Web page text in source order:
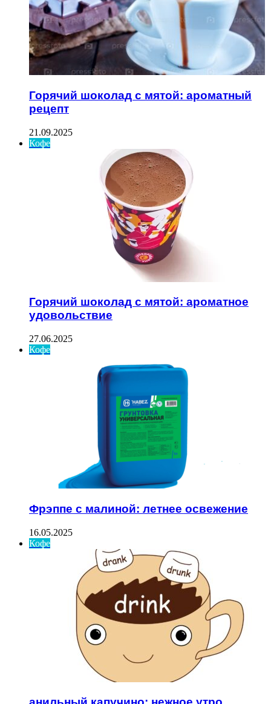
Горячий шоколад с мятой: ароматный
рецепт
21.09.2025
Кофе
Горячий шоколад с мятой: ароматное
удовольствие
27.06.2025
Кофе
Фрэппе с малиной: летнее освежение
16.05.2025
Кофе